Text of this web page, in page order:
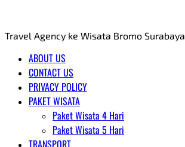
Travel Agency ke Wisata Bromo Surabaya
ABOUT US
CONTACT US
PRIVACY POLICY
PAKET WISATA
Paket Wisata 4 Hari
Paket Wisata 5 Hari
TRANSPORT